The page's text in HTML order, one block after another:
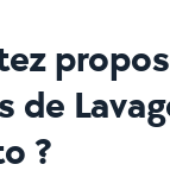
de
?